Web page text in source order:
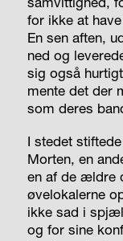
for ikke at
En sen aften,
ned og
sig også
mente det der
som deres
I stedet
Morten, en
en af de ældre
øvelokalerne
ikke sad i
og for sine